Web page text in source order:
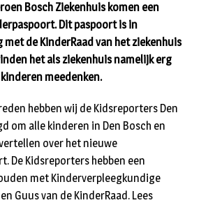
Bosch Ziekenhuis komen een
Dit paspoort is in
met de KinderRaad van het ziekenhuis
het als ziekenhuis namelijk erg
meedenken.
hebben wij de Kidsreporters Den
om alle kinderen in Den Bosch en
over het nieuwe
De Kidsreporters hebben een
met Kinderverpleegkundige
Guus van de KinderRaad. Lees